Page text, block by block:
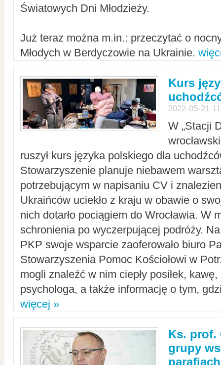
Światowych Dni Młodzieży.
Już teraz można m.in.: przeczytać o
Młodych w Berdyczowie na Ukrainie.
Kurs
2022-05-21
W „Stacji
ruszył kurs języka polskiego dla
Stowarzyszenie planuje niebawem
potrzebującym w napisaniu CV i
Ukraińców uciekło z kraju w obawie o
nich dotarło pociągiem do Wrocławia. W
schronienia po wyczerpującej podróży.
PKP swoje wsparcie zaoferowało biuro
Stowarzyszenia Pomoc Kościołowi w
mogli znaleźć w nim ciepły posiłek,
psychologa, a także informację o tym,
więcej »
Ks. prof.
grupy
parafiach